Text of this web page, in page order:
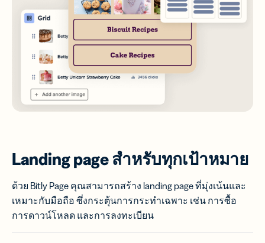
Landing page สำหรับทุกเป้าหมาย
ด้วย Bitly Page คุณสามารถสร้าง landing page ที่มุ่งเน้นและ
เหมาะกับมือถือ ซึ่งกระตุ้นการกระทำเฉพาะ เช่น การซื้อ
การดาวน์โหลด และการลงทะเบียน